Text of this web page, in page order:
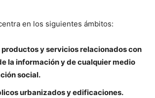
en los sigu­ientes ámbitos:
y ser­vi­cios rela­ciona­dos con
la infor­ma­ción y de cualquier medio
social.
urban­iza­dos y edi­fi­ca­ciones.